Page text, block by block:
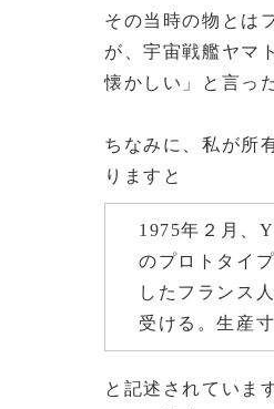
その当時の物とは
が、宇宙戦艦ヤマ
懐かしい」と言っ
ちなみに、私が所
りますと
1975年２月、
のプロトタイ
したフランス
受ける。生産
と記述されていま